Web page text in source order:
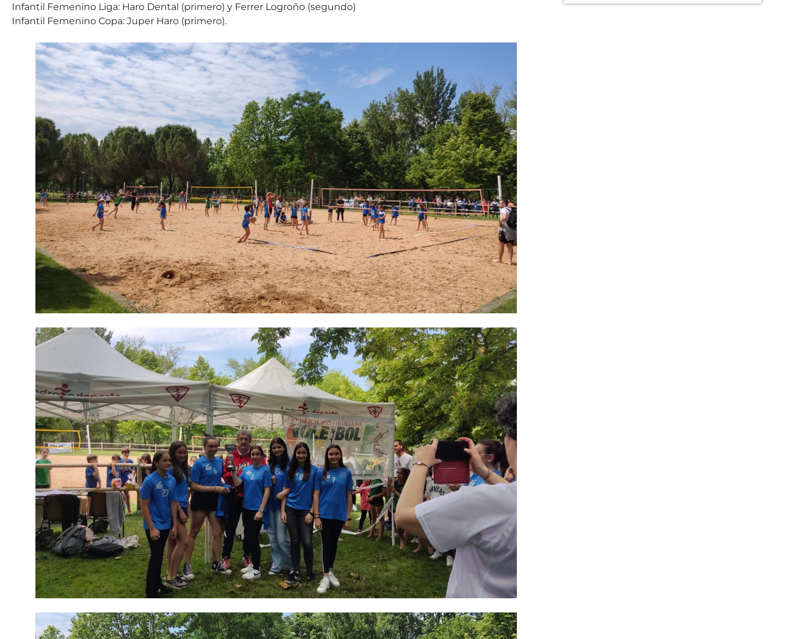
Infantil Femenino Liga: Haro Dental (primero) y Ferrer Logroño (segundo)
Infantil Femenino Copa: Juper Haro (primero).